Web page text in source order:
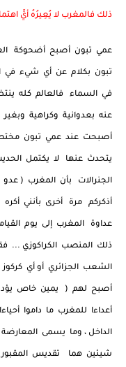
ذلك فالمغرب لا يُعِيرُهُ أيَّ
عمي تبون أصبح أضحوكة
تبون بكلام عن أي شيء في
في السماء فالعالم كله
عنه بعدوانية وكراهية
أصبحت عند عمي تبون
يتحدث عنها لا يكتمل
الجنرالات بأن المغرب ( عدو
أذكركم مرة أخرى بأنني
عداوة المغرب إلى يوم
ذلك المنصب الكراكوزي
الشعب الجزائري أو أي
أصبح لهم ( يمين خاص
أعداءا للمغرب ما داموا
الداخل ، وما يسمى
شيئين هما تقديس المقبور